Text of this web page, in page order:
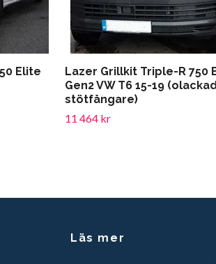
Elite
Lazer Grillkit Triple-R 750
Gen2 VW T6 15-19 (olackad
stötfångare)
11 464 kr
Läs mer